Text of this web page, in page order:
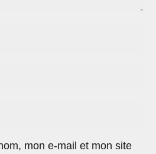
mon e-mail et mon site